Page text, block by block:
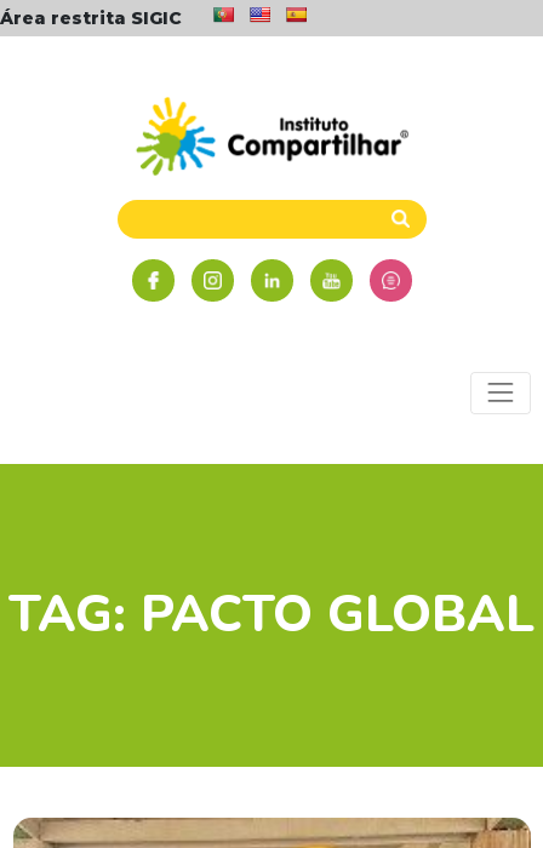
Área restrita SIGIC
TAG: PACTO GLOBAL